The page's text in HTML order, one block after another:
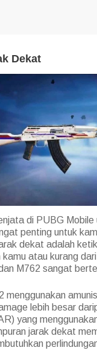
Dekat
di PUBG
penting untuk
dekat adalah
atau kurang
M762 sangat
menggunakan
lebih besar
yang
jarak dekat